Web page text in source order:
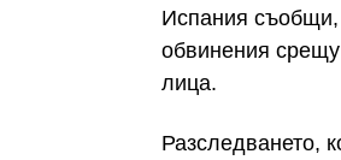
Испания съобщи,
обвинения
лица.
Разследването,